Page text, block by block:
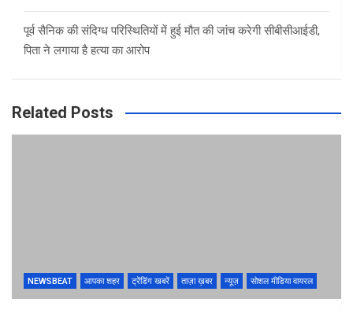
पूर्व सैनिक की संदिग्ध परिस्थितियों में हुई मौत की जांच करेगी सीबीसीआईडी,
पिता ने लगाया है हत्या का आरोप
Related Posts
NEWSBEAT आपका शहर ट्रेंडिंग खबरें ताज़ा ख़बर न्यूज़ सोशल मीडिया वायरल